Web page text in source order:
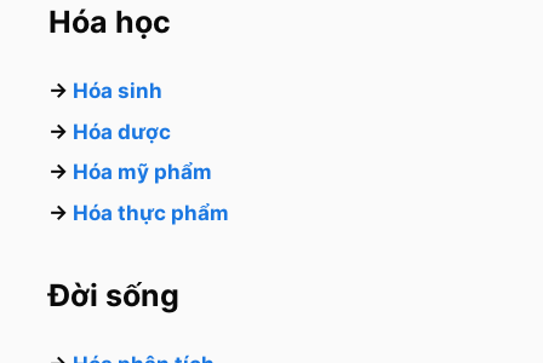
Hóa học
→ Hóa sinh
→ Hóa dược
→ Hóa mỹ phẩm
→ Hóa thực phẩm
Đời sống